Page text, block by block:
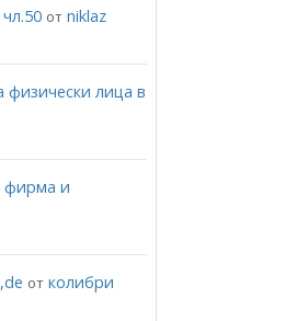
от niklaz
физически лица в
фирма и
от колибри